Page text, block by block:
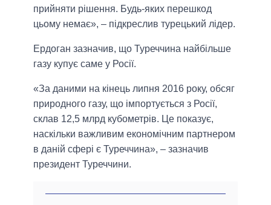
прийняти рішення. Будь-яких перешкод
цьому немає», – підкреслив турецький лідер.
Ердоган зазначив, що Туреччина найбільше
газу купує саме у Росії.
«За даними на кінець липня 2016 року, обсяг
природного газу, що імпортується з Росії,
склав 12,5 млрд кубометрів. Це показує,
наскільки важливим економічним партнером
в даній сфері є Туреччина», – зазначив
президент Туреччини.